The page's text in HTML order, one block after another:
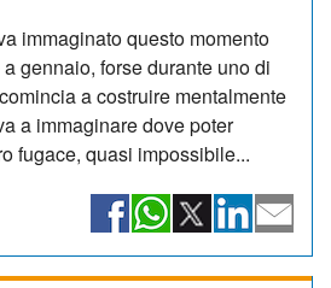
immaginato questo momento
gennaio, forse durante uno di
a costruire mentalmente
a immaginare dove poter
fugace, quasi impossibile...